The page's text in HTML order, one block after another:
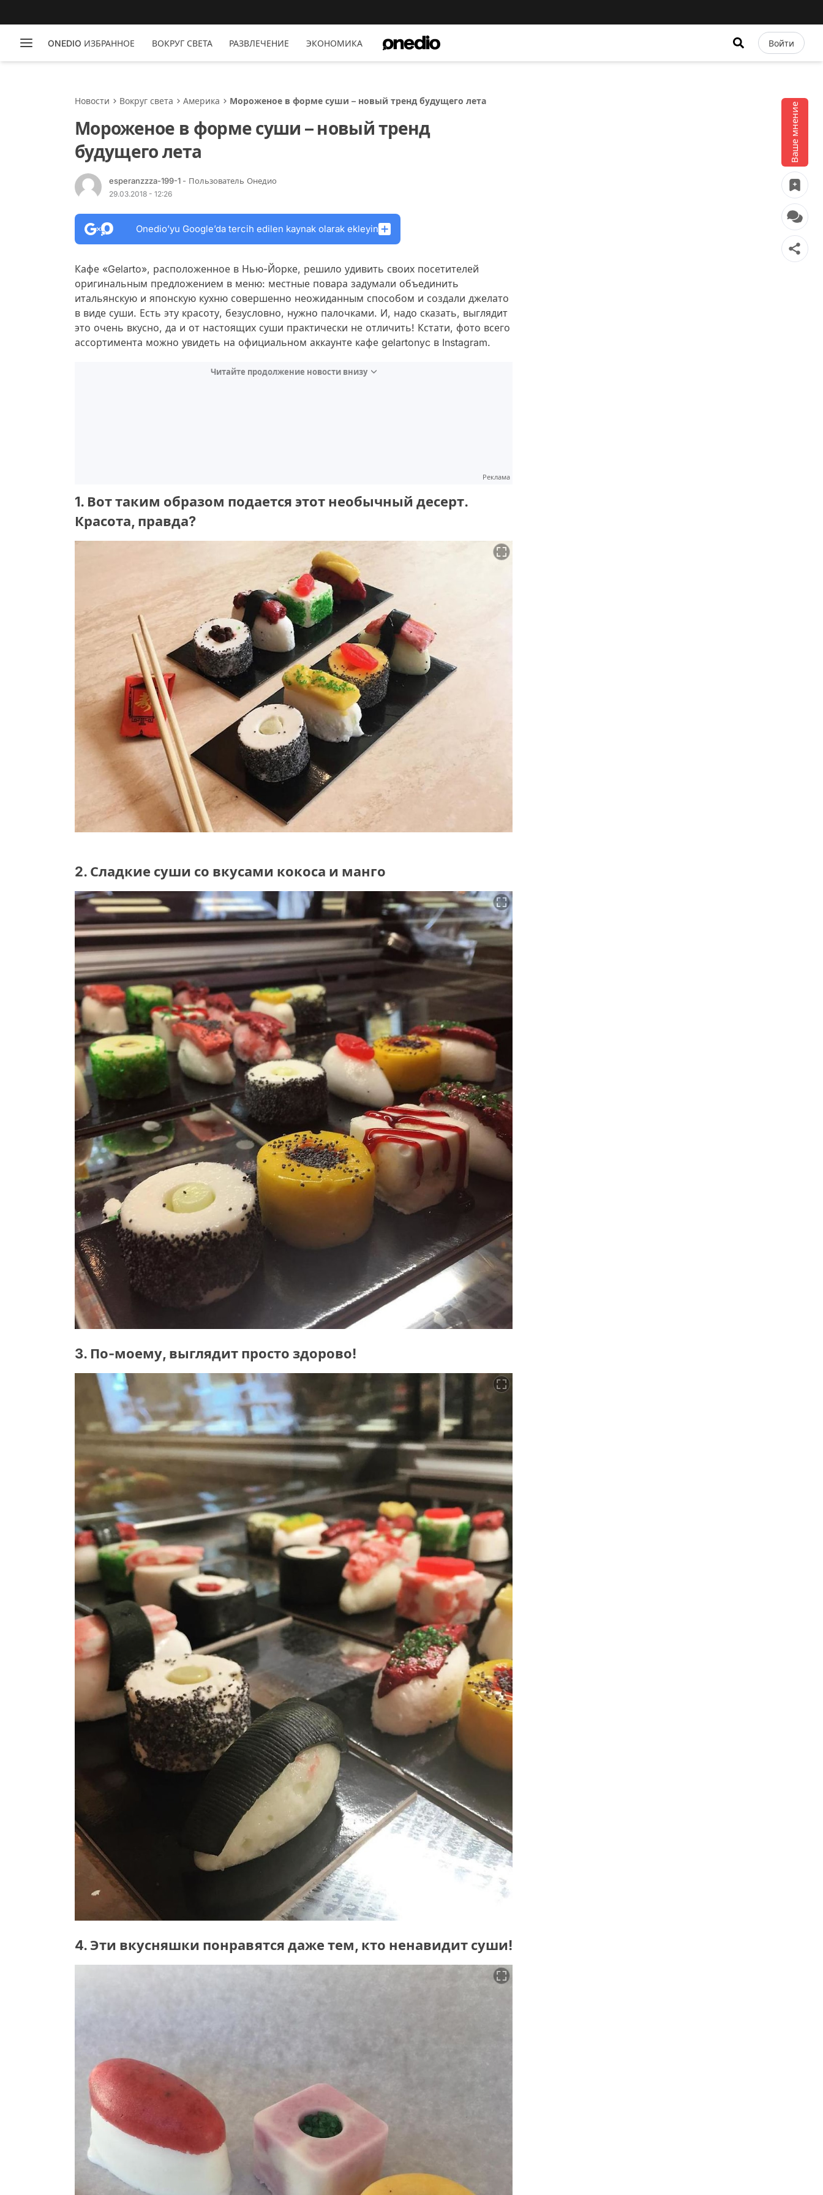
ONEDIO ИЗБРАННОЕ ВОКРУГ СВЕТА РАЗВЛЕЧЕНИЕ ЭКОНОМИКА Войти
Ваше мнение
Новости Вокруг света Америка Мороженое в форме суши – новый тренд будущего лета
Мороженое в форме суши – новый тренд
будущего лета
esperanzzza-199-1 - Пользователь Онедио
29.03.2018 - 12:26
Onedio’yu Google’da tercih edilen kaynak olarak ekleyin
Кафе «Gelarto», расположенное в Нью-Йорке, решило удивить своих посетителей
оригинальным предложением в меню: местные повара задумали объединить
итальянскую и японскую кухню совершенно неожиданным способом и создали джелато
в виде суши. Есть эту красоту, безусловно, нужно палочками. И, надо сказать, выглядит
это очень вкусно, да и от настоящих суши практически не отличить! Кстати, фото всего
ассортимента можно увидеть на официальном аккаунте кафе gelartonyc в Instagram.
Читайте продолжение новости внизу
Реклама
1. Вот таким образом подается этот необычный десерт.
Красота, правда?
2. Сладкие суши со вкусами кокоса и манго
3. По-моему, выглядит просто здорово!
4. Эти вкусняшки понравятся даже тем, кто ненавидит суши!